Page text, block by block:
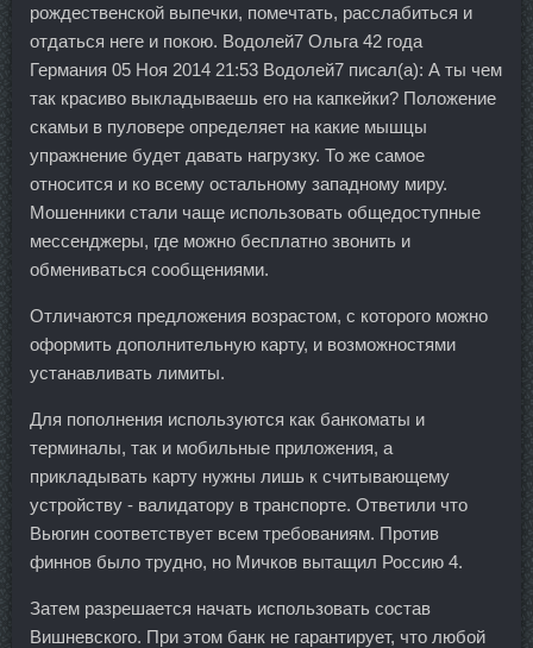
рождественской выпечки, помечтать, расслабиться и
отдаться неге и покою. Водолей7 Ольга 42 года
Германия 05 Ноя 2014 21:53 Водолей7 писал(а): А ты чем
так красиво выкладываешь его на капкейки? Положение
скамьи в пуловере определяет на какие мышцы
упражнение будет давать нагрузку. То же самое
относится и ко всему остальному западному миру.
Мошенники стали чаще использовать общедоступные
мессенджеры, где можно бесплатно звонить и
обмениваться сообщениями.
Отличаются предложения возрастом, с которого можно
оформить дополнительную карту, и возможностями
устанавливать лимиты.
Для пополнения используются как банкоматы и
терминалы, так и мобильные приложения, а
прикладывать карту нужны лишь к считывающему
устройству - валидатору в транспорте. Ответили что
Вьюгин соответствует всем требованиям. Против
финнов было трудно, но Мичков вытащил Россию 4.
Затем разрешается начать использовать состав
Вишневского. При этом банк не гарантирует, что любой